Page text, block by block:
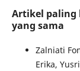
Artikel paling
yang sama
Zalniati
Erika,